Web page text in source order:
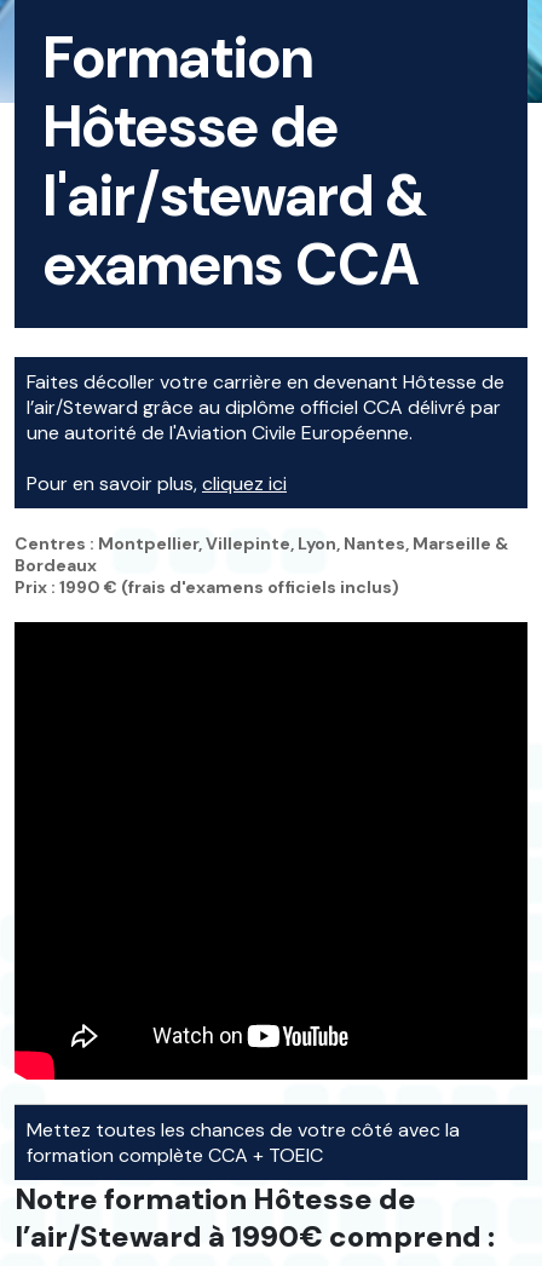
Formation
Hôtesse de
l'air/steward &
examens CCA
Faites décoller votre carrière en devenant Hôtesse de
l’air/Steward grâce au diplôme officiel CCA délivré par
une autorité de l'Aviation Civile Européenne.
Pour en savoir plus,cliquez ici
Centres : Montpellier, Villepinte, Lyon, Nantes, Marseille &
Bordeaux
Prix : 1990 € (frais d'examens officiels inclus)
Mettez toutes les chances de votre côté avec la
formation complète CCA + TOEIC
Notre formation Hôtesse de
l’air/Steward à 1990€ comprend :